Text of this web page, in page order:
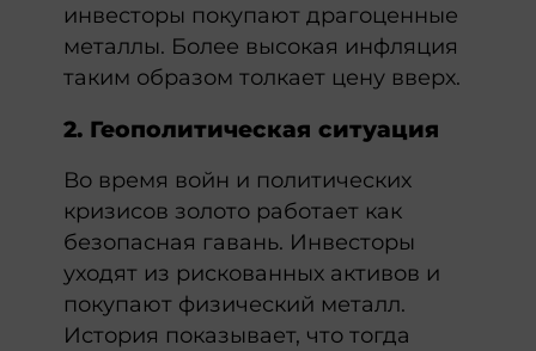
инвесторы покупают драгоценные
металлы. Более высокая инфляция
таким образом толкает цену вверх.
2. Геополитическая ситуация
Во время войн и политических
кризисов золото работает как
безопасная гавань. Инвесторы
уходят из рискованных активов и
покупают физический металл.
История показывает, что тогда